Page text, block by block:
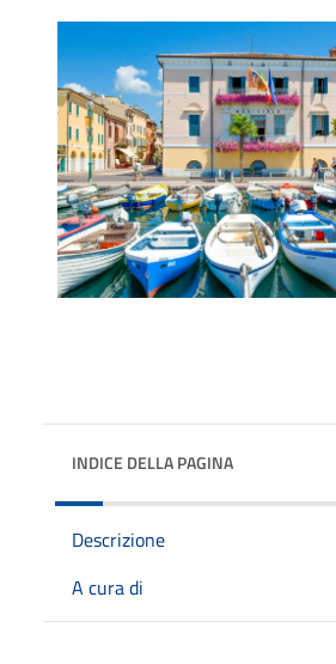
INDICE DELLA PAGINA
Descrizione
A cura di